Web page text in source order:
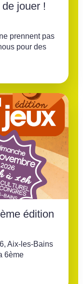
jouer !
prennent pas
pour des
édition
Aix-les-Bains
6ème